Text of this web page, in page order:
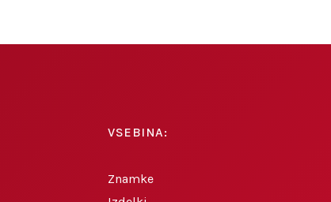
VSEBINA:
Znamke